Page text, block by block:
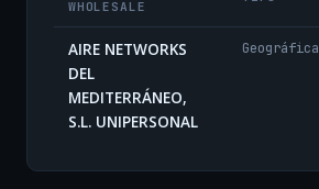
WHOLESALE
AIRE NETWORKS
DEL
MEDITERRÁNEO,
S.L. UNIPERSONAL
Geográfica